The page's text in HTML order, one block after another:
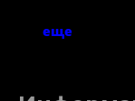
еще